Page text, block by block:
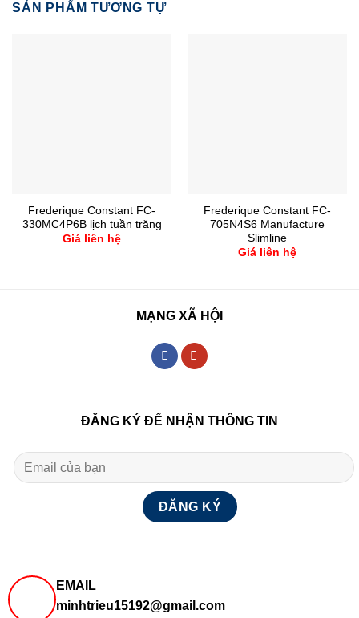
SẢN PHẨM TƯƠNG TỰ
Frederique Constant FC-
330MC4P6B lịch tuần trăng
Giá liên hệ
Frederique Constant FC-
705N4S6 Manufacture
Slimline
Giá liên hệ
MẠNG XÃ HỘI
ĐĂNG KÝ ĐỂ NHẬN THÔNG TIN
EMAIL
minhtrieu15192@gmail.com